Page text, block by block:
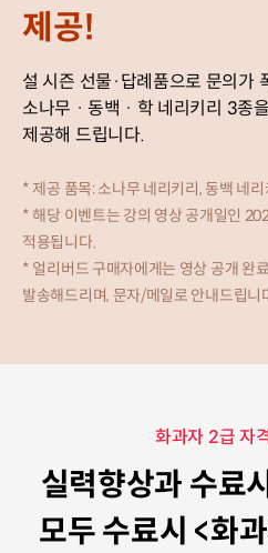
제공!
설 시즌 선물·답례품으로 문의가
소나무 · 동백 · 학 네리키리 3종
제공해 드립니다.
* 제공 품목: 소나무 네리키리, 동백 네
* 해당 이벤트는 강의 영상 공개일인
적용됩니다.
* 얼리버드 구매자에게는 영상 공개 완
발송해드리며, 문자/메일로 안내드립니
화과자 2급 자
실력향상과 수료
모두 수료시 <화